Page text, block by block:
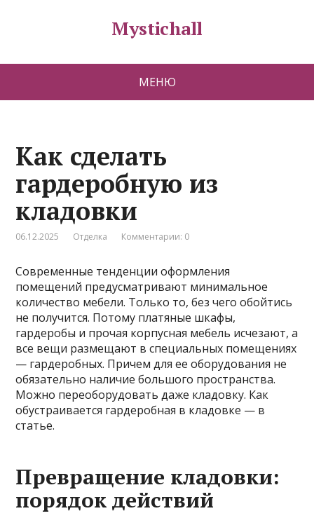
Mystichall
МЕНЮ
Как сделать
гардеробную из
кладовки
06.12.2025 Отделка Комментарии: 0
Современные тенденции оформления
помещений предусматривают минимальное
количество мебели. Только то, без чего обойтись
не получится. Потому платяные шкафы,
гардеробы и прочая корпусная мебель исчезают, а
все вещи размещают в специальных помещениях
— гардеробных. Причем для ее оборудования не
обязательно наличие большого пространства.
Можно переоборудовать даже кладовку. Как
обустраивается гардеробная в кладовке — в
статье.
Превращение кладовки:
порядок действий